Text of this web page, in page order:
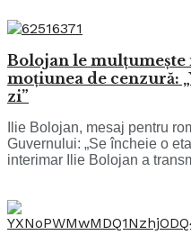
Bolojan le
moțiunea de cenzură:
zi”
Ilie Bolojan, mesaj pentru
Guvernului: „Se încheie o
interimar Ilie Bolojan a